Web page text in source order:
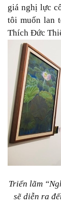
giá nghị lực
tôi muốn lan
Thích Đức
Triển lãm
sẽ diễn ra